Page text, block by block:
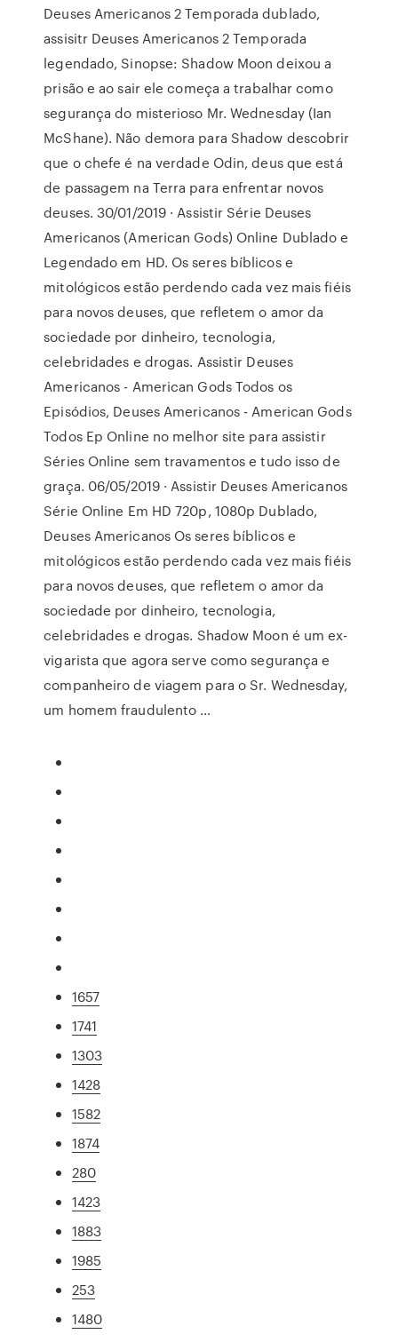
Deuses Americanos 2 Temporada dublado,
assisitr Deuses Americanos 2 Temporada
legendado, Sinopse: Shadow Moon deixou a
prisão e ao sair ele começa a trabalhar como
segurança do misterioso Mr. Wednesday (Ian
McShane). Não demora para Shadow descobrir
que o chefe é na verdade Odin, deus que está
de passagem na Terra para enfrentar novos
deuses. 30/01/2019 · Assistir Série Deuses
Americanos (American Gods) Online Dublado e
Legendado em HD. Os seres bíblicos e
mitológicos estão perdendo cada vez mais fiéis
para novos deuses, que refletem o amor da
sociedade por dinheiro, tecnologia,
celebridades e drogas. Assistir Deuses
Americanos - American Gods Todos os
Episódios, Deuses Americanos - American Gods
Todos Ep Online no melhor site para assistir
Séries Online sem travamentos e tudo isso de
graça. 06/05/2019 · Assistir Deuses Americanos
Série Online Em HD 720p, 1080p Dublado,
Deuses Americanos Os seres bíblicos e
mitológicos estão perdendo cada vez mais fiéis
para novos deuses, que refletem o amor da
sociedade por dinheiro, tecnologia,
celebridades e drogas. Shadow Moon é um ex-
vigarista que agora serve como segurança e
companheiro de viagem para o Sr. Wednesday,
um homem fraudulento …
1657
1741
1303
1428
1582
1874
280
1423
1883
1985
253
1480